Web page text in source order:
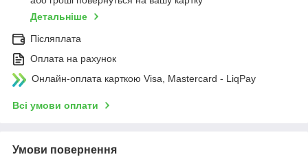
Детальніше
Післяплата
Оплата на рахунок
Онлайн-оплата карткою Visa, Mastercard - LiqPay
Всі умови оплати
Умови повернення